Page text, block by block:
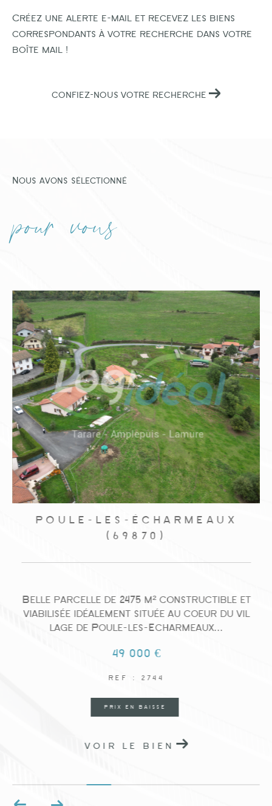
Créez une alerte e-mail et recevez les biens
correspondants à votre recherche dans votre
boîte mail !
CONFIEZ-NOUS VOTRE RECHERCHE
Nous avons sélectionné
pour vous
POULE-LES-ÉCHARMEAUX
(69870)
Belle parcelle de 2475 m² constructible et
viabilisée idéalement située au coeur du vil
lage de Poule-les-Echarmeaux...
49 000 €
REF : 2744
PRIX EN BAISSE
VOIR LE BIEN